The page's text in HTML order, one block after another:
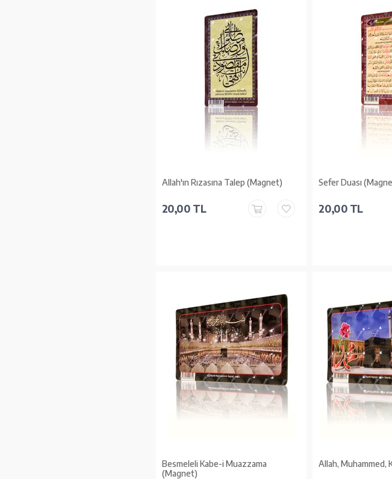
Allah'ın Rızasına Talep (Magnet)
20,00 TL
Sefer Duası
20,00 TL
Besmeleli Kabe-i Muazzama
(Magnet)
Allah, Muhammed,